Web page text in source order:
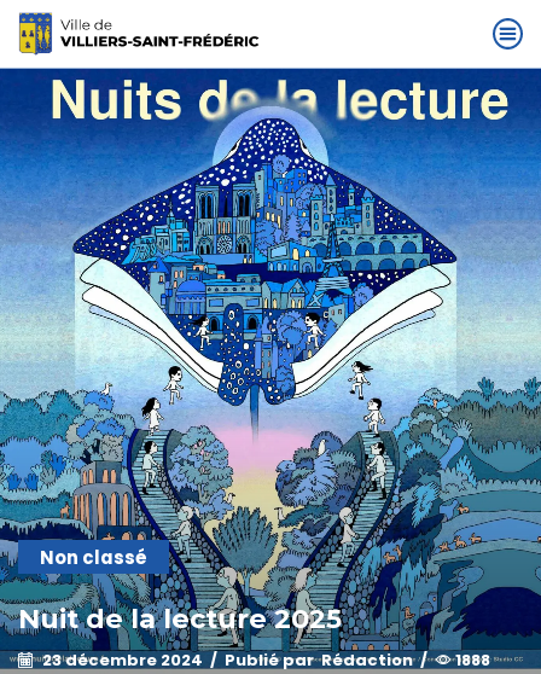
Non classé
Nuit de la lecture 2025
23 décembre 2024 / Publié par Rédaction / 1888